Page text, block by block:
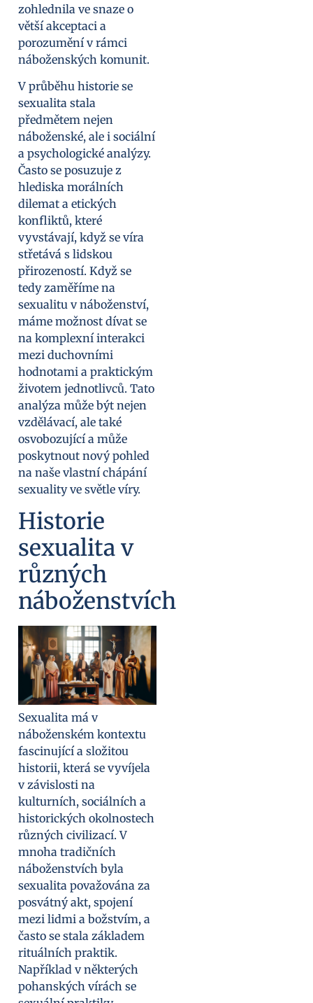
zohlednila ve snaze o
větší akceptaci a
porozumění v rámci
náboženských komunit.
V průběhu historie se
sexualita stala
předmětem nejen
náboženské, ale i sociální
a psychologické analýzy.
Často se posuzuje z
hlediska morálních
dilemat a etických
konfliktů, které
vyvstávají, když se víra
střetává s lidskou
přirozeností. Když se
tedy zaměříme na
sexualitu v náboženství,
máme možnost dívat se
na komplexní interakci
mezi duchovními
hodnotami a praktickým
životem jednotlivců. Tato
analýza může být nejen
vzdělávací, ale také
osvobozující a může
poskytnout nový pohled
na naše vlastní chápání
sexuality ve světle víry.
Historie
sexualita v
různých
náboženstvích
Sexualita má v
náboženském kontextu
fascinující a složitou
historii, která se vyvíjela
v závislosti na
kulturních, sociálních a
historických okolnostech
různých civilizací. V
mnoha tradičních
náboženstvích byla
sexualita považována za
posvátný akt, spojení
mezi lidmi a božstvím, a
často se stala základem
rituálních praktik.
Například v některých
pohanských vírách se